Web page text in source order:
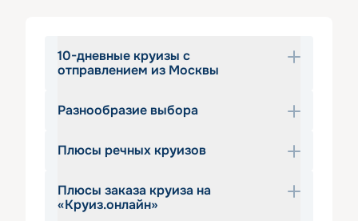
10-дневные круизы с
отправлением из Москвы
Речные круизы из Москвы на 10 дней –
подобного вида отдыха. За это время
новых впечатлений и положительных
эмоций, при этом не успевают устать
Разнообразие выбора
Чтобы удовлетворить запросы
отдыхающих, разрабатываются
теплоходные маршруты как в одну,
Плюсы речных круизов
Отправляясь в круиз по реке на 10
дней, можно рассчитывать на
Плюсы заказа круиза на
«Круиз.онлайн»